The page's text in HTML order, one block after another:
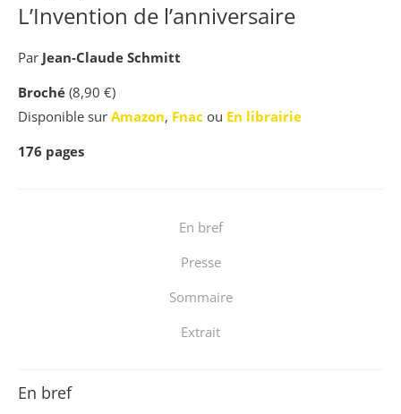
L’Invention de l’anniversaire
Par Jean-Claude Schmitt
Broché (8,90 €)
Disponible sur Amazon, Fnac ou En librairie
176 pages
En bref
Presse
Sommaire
Extrait
En bref